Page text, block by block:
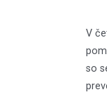
V
so